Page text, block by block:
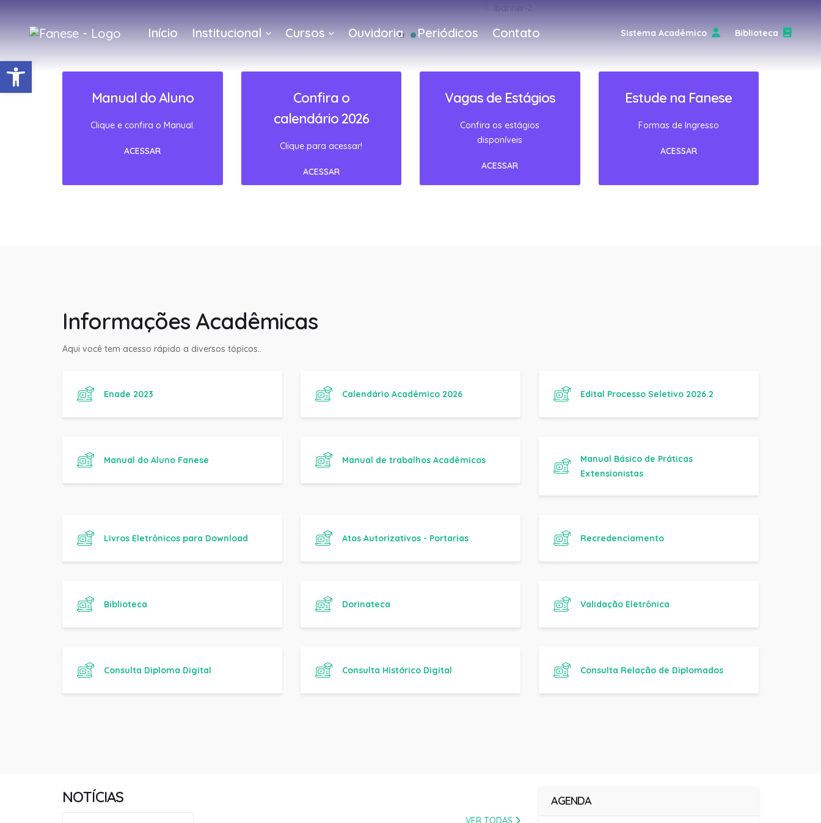
Barra de Ferramentas Aberta
Início Institucional Cursos Ouvidoria Periódicos Contato Sistema Acadêmico Biblioteca
Manual do Aluno
Clique e confira o Manual.
ACESSAR
Confira o
calendário 2026
Clique para acessar!
ACESSAR
Vagas de Estágios
Confira os estágios
disponíveis
ACESSAR
Estude na Fanese
Formas de Ingresso
ACESSAR
Informações Acadêmicas
Aqui você tem acesso rápido a diversos tópicos..
Enade 2023 Calendário Acadêmico 2026 Edital Processo Seletivo 2026.2
Manual do Aluno Fanese Manual de trabalhos Acadêmicos
Manual Básico de Práticas
Extensionistas
Livros Eletrônicos para Download Atos Autorizativos - Portarias Recredenciamento
Biblioteca Dorinateca Validação Eletrônica
Consulta Diploma Digital Consulta Histórico Digital Consulta Relação de Diplomados
NOTÍCIAS
VER TODAS
AGENDA